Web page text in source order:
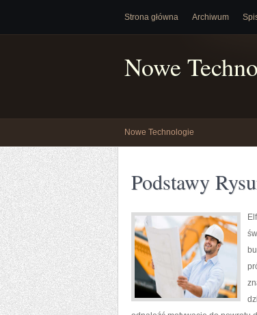
Strona główna Archiwum
Nowe
Nowe Technologie
Podstawy